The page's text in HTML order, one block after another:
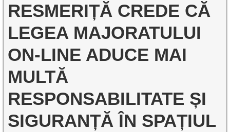
RESMERIȚĂ CREDE CĂ
LEGEA MAJORATULUI
ON-LINE ADUCE MAI
MULTĂ
RESPONSABILITATE ȘI
SIGURANȚĂ ÎN SPAȚIUL